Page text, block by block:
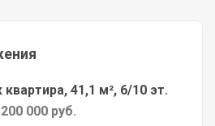
квартира, 41,1 м², 6/10 эт.
000 руб.